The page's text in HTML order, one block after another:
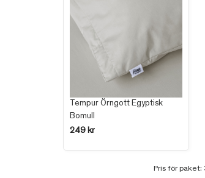
Tempur Örngott Egyptisk
Bomull
249 kr
Pris för paket: